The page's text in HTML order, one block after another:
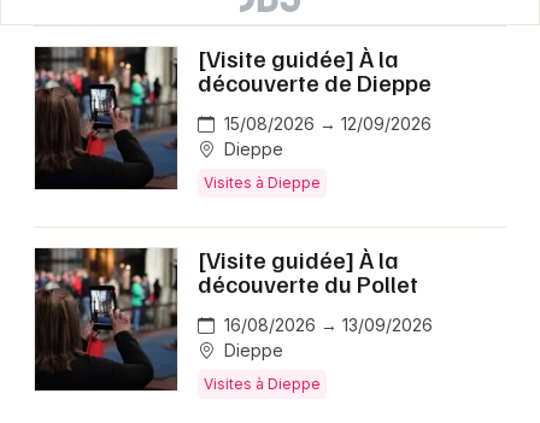
[Visite guidée] À la
découverte de Dieppe
15/08/2026 → 12/09/2026
Dieppe
Visites à Dieppe
[Visite guidée] À la
découverte du Pollet
16/08/2026 → 13/09/2026
Dieppe
Visites à Dieppe